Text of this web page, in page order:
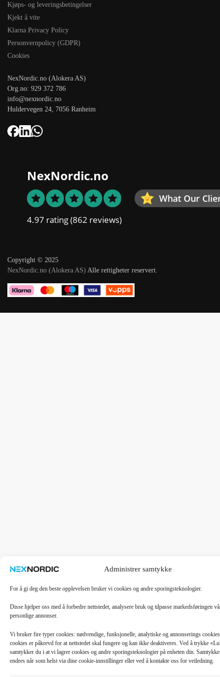
Administrer samtykke
For å gi deg den beste opplevelsen bruker vi cookies og andre sporingsteknologier.
Disse hjelper oss med å forbedre nettstedet, analysere bruk og tilpasse markedsføringen
personlige annonser.
Vi bruker fire typer cookies: nødvendige, funksjonelle, analytiske og annonserings
cookies er påkrevd for at nettstedet skal fungere og kan ikke deaktiveres. Ved å trykke
samtykker du i at vi lagrer cookies og andre sporingsteknologier på enheten din.
endres når som helst via dine cookie-innstillinger eller ved å kontakte oss for veiledning.
Kjøps- og leveringsbetingelser
Kjekt å vite
Klarna Privacy Policy
Personvernpolicy (GDPR)
Cookies
NexNordic.no (Alokera AS)
Org.no: 929 372 786
info@nexnordic.no
Huldervegen 24, 7056 Ranheim
NexNordic.no
What Our
4.97 rating(862 reviews)
Copyright © 2025
NexNordic.no (Alokera AS) Alle rettigheter reservert.